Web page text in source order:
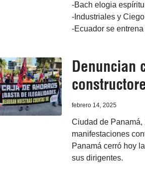
-Bach elogia
-Industriales y
-Ecuador se
Denuncian
febrero 14, 2025
Ciudad de Panamá,
manifestaciones
Panamá cerró hoy
sus dirigentes.